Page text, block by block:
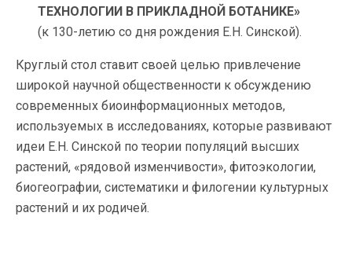
ТЕХНОЛОГИИ В ПРИКЛАДНОЙ БОТАНИКЕ»
(к 130-летию со дня рождения Е.Н. Синской).
Круглый стол ставит своей целью привлечение
широкой научной общественности к обсуждению
современных биоинформационных методов,
используемых в исследованиях, которые развивают
идеи Е.Н. Синской по теории популяций высших
растений, «рядовой изменчивости», фитоэкологии,
биогеографии, систематики и филогении культурных
растений и их родичей.